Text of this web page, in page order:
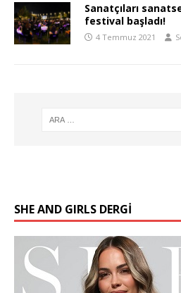
Sanatçıları
festival başladı!
4 Temmuz 2021
SHE AND GIRLS DERGİ